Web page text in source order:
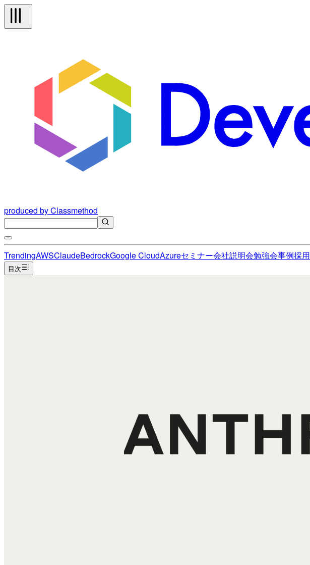
produced by Classmethod
TrendingAWSClaudeBedrockGoogle CloudAzureセミナー会社説明会勉強会事例採用
目次